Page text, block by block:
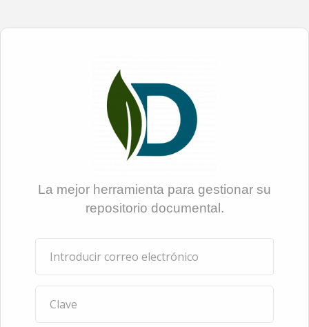
La mejor herramienta para gestionar su
repositorio documental.